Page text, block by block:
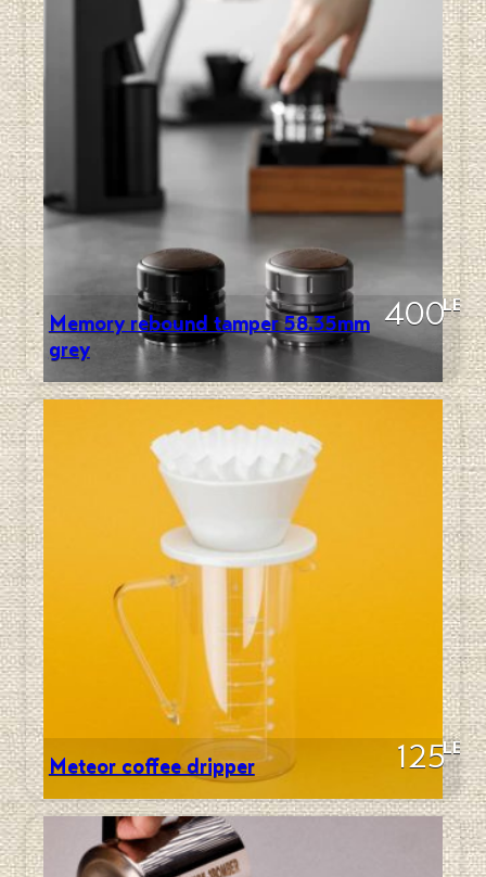
Memory rebound tamper 58.35mm
grey
400LEI
Meteor coffee dripper 125LEI